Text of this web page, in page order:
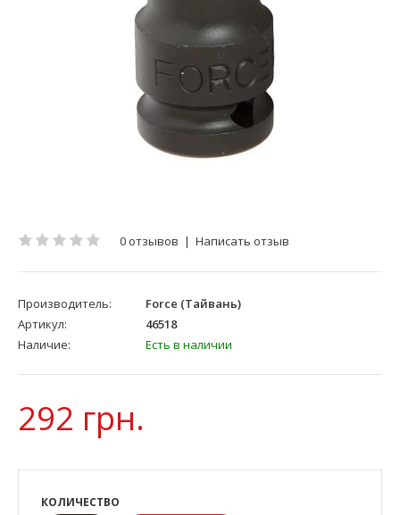
0 отзывов | Написать отзыв
Производитель:
Force (Тайвань)
Артикул:
46518
Наличие:
Есть в наличии
292 грн.
КОЛИЧЕСТВО